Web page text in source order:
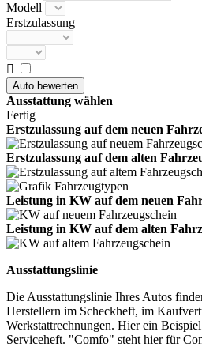
Modell
Erstzulassung

Ausstattung wählen
Fertig
Erstzulassung auf dem neuen
Erstzulassung auf dem alten
Leistung in KW auf dem neuen
Leistung in KW auf dem alten
Ausstattungslinie
Die Ausstattungslinie Ihres Autos
Herstellern im Scheckheft, im
Werkstattrechnungen. Hier ein
Serviceheft. "Comfo" steht hier für